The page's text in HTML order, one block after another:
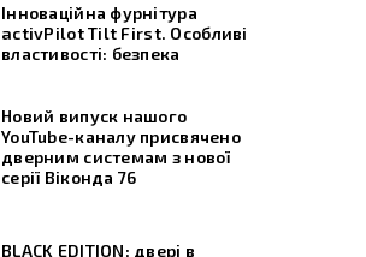
Інноваційна фурнітура
activPilot Tilt First. Особливі
властивості: безпека
Новий випуск нашого
YouTube-каналу присвячено
дверним системам з нової
серії Віконда 76
BLACK EDITION: двері в